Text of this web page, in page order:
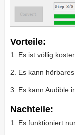
Vorteile:
1. Es ist völlig
2. Es kann
3. Es kann Audible
Nachteile:
1. Es funktioniert